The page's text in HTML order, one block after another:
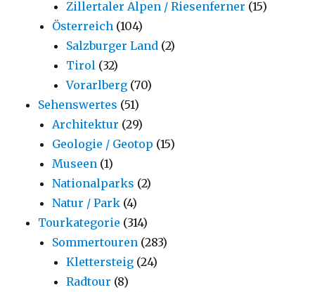
Zillertaler Alpen / Riesenferner (15)
Österreich (104)
Salzburger Land (2)
Tirol (32)
Vorarlberg (70)
Sehenswertes (51)
Architektur (29)
Geologie / Geotop (15)
Museen (1)
Nationalparks (2)
Natur / Park (4)
Tourkategorie (314)
Sommertouren (283)
Klettersteig (24)
Radtour (8)